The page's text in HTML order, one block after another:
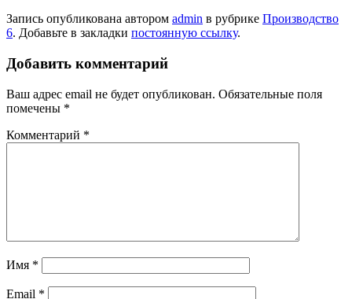
Запись опубликована автором admin в рубрике Производство
6. Добавьте в закладки постоянную ссылку.
Добавить комментарий
Ваш адрес email не будет опубликован. Обязательные поля
помечены *
Комментарий *
Имя *
Email *